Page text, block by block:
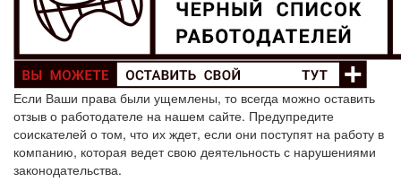
Если Ваши права были ущемлены, то всегда можно оставить
отзыв о работодателе на нашем сайте. Предупредите
соискателей о том, что их ждет, если они поступят на работу в
компанию, которая ведет свою деятельность с нарушениями
законодательства.